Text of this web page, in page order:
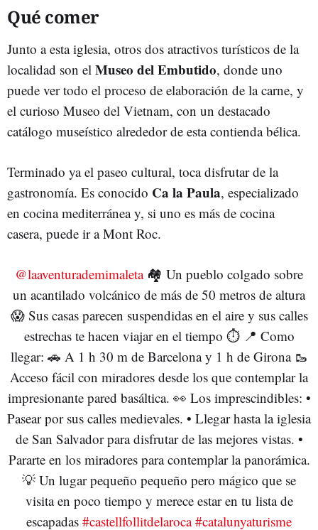
Qué comer
Junto a esta iglesia, otros dos atractivos turísticos de la
localidad son el Museo del Embutido, donde uno
puede ver todo el proceso de elaboración de la carne, y
el curioso Museo del Vietnam, con un destacado
catálogo museístico alrededor de esta contienda bélica.
Terminado ya el paseo cultural, toca disfrutar de la
gastronomía. Es conocido Ca la Paula, especializado
en cocina mediterránea y, si uno es más de cocina
casera, puede ir a Mont Roc.
@laaventurademimaleta🏘️ Un pueblo colgado sobre
un acantilado volcánico de más de 50 metros de altura
😱 Sus casas parecen suspendidas en el aire y sus calles
estrechas te hacen viajar en el tiempo ⏱️ 📍 Como
llegar: 🚗 A 1 h 30 m de Barcelona y 1 h de Girona 🥾
Acceso fácil con miradores desde los que contemplar la
impresionante pared basáltica. 👀 Los imprescindibles: •
Pasear por sus calles medievales. • Llegar hasta la iglesia
de San Salvador para disfrutar de las mejores vistas. •
Pararte en los miradores para contemplar la panorámica.
💡 Un lugar pequeño pequeño pero mágico que se
visita en poco tiempo y merece estar en tu lista de
escapadas #castellfollitdelaroca #catalunyaturisme